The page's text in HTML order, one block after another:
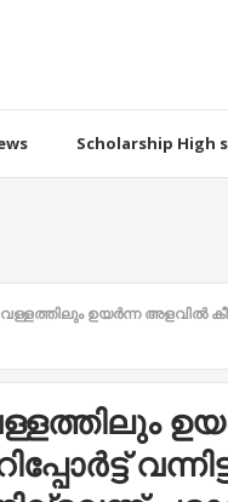
Scholarship High
ഉയര്‍ന്ന അളവില്‍